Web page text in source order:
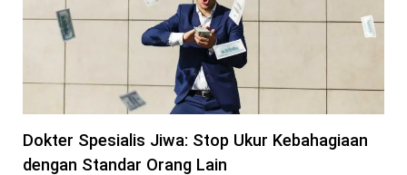
Dokter Spesialis Jiwa: Stop Ukur Kebahagiaan
dengan Standar Orang Lain